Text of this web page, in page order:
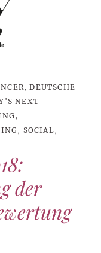
,DEUTSCHE
NEXT
,
, SOCIAL,
der